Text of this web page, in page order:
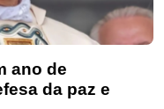
ano de
da paz e